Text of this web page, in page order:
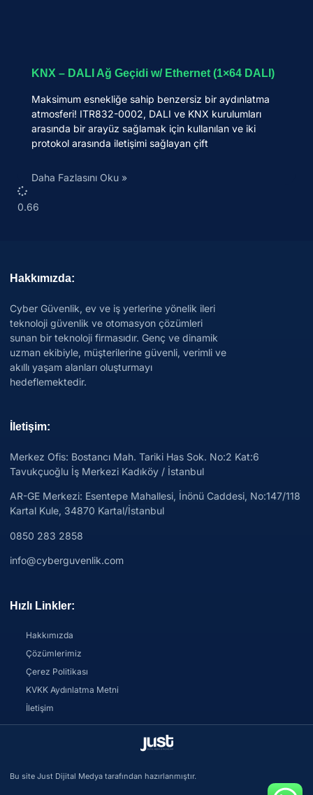
KNX – DALI Ağ Geçidi w/ Ethernet (1×64 DALI)
Maksimum esnekliğe sahip benzersiz bir aydınlatma
atmosferi! ITR832-0002, DALI ve KNX kurulumları
arasında bir arayüz sağlamak için kullanılan ve iki
protokol arasında iletişimi sağlayan çift
Daha Fazlasını Oku »
Hakkımızda:
Cyber Güvenlik, ev ve iş yerlerine yönelik ileri
teknoloji güvenlik ve otomasyon çözümleri
sunan bir teknoloji firmasıdır. Genç ve dinamik
uzman ekibiyle, müşterilerine güvenli, verimli ve
akıllı yaşam alanları oluşturmayı
hedeflemektedir.
İletişim:
Merkez Ofis: Bostancı Mah. Tariki Has Sok. No:2 Kat:6
Tavukçuoğlu İş Merkezi Kadıköy / İstanbul
AR-GE Merkezi: Esentepe Mahallesi, İnönü Caddesi, No:147/118
Kartal Kule, 34870 Kartal/İstanbul
0850 283 2858
info@cyberguvenlik.com
Hızlı Linkler:
Hakkımızda
Çözümlerimiz
Çerez Politikası
KVKK Aydınlatma Metni
İletişim
Bu site Just Dijital Medya tarafından hazırlanmıştır.